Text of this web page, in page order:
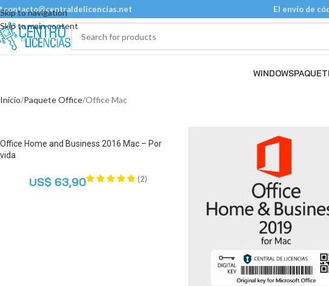
Skip to navigation
Skip to main content
contacto@centraldelicencias.net El envío de
WINDOWS
Inicio Paquete Office Office Mac
Office Home and Business 2016 Mac – Por
vida
US$63,90 (2)